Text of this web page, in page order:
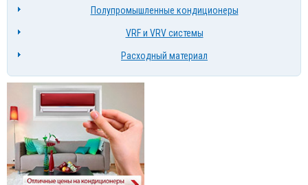
Полупромышленные кондиционеры
VRF и VRV системы
Расходный материал